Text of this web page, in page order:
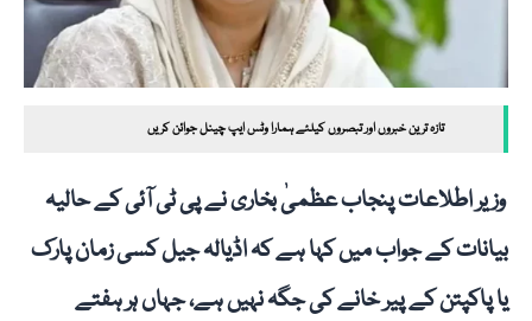
تازہ ترین خبروں اور تبصروں کیلئے ہمارا وٹس ایپ چینل جوائن کریں
وزیر اطلاعات پنجاب عظمیٰ بخاری نے پی ٹی آئی کے حالیہ
بیانات کے جواب میں کہا ہے کہ اڈیالہ جیل کسی زمان پارک
یا پاکپتن کے پیر خانے کی جگہ نہیں ہے، جہاں ہر ہفتے